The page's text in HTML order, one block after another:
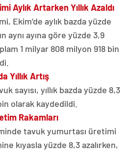
Aylık Artarken Yıllık Azaldı
Ekim’de aylık bazda yüzde
aynı ayına göre yüzde 3,9
1 milyar 808 milyon 918 bin
Yıllık Artış
sayısı, yıllık bazda yüzde 8,3
olarak kaydedildi.
Rakamları
tavuk yumurtası üretimi
kıyasla yüzde 8,3 azalırken,